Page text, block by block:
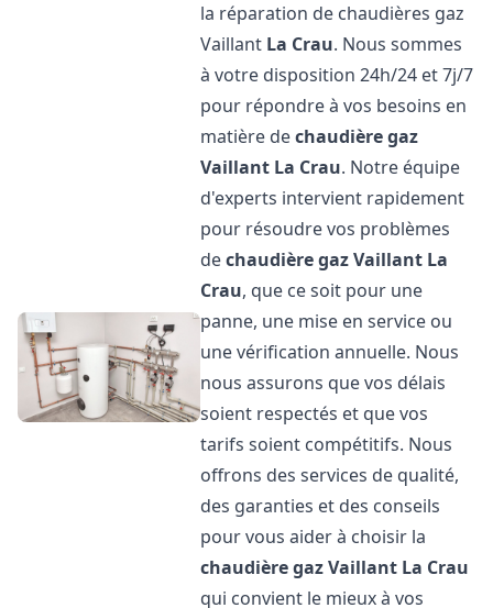
la réparation de chaudières gaz
Vaillant La Crau. Nous sommes
à votre disposition 24h/24 et 7j/7
pour répondre à vos besoins en
matière dechaudière gaz
Vaillant La Crau. Notre équipe
d'experts intervient rapidement
pour résoudre vos problèmes
dechaudière gaz Vaillant La
Crau, que ce soit pour une
panne, une mise en service ou
une vérification annuelle. Nous
nous assurons que vos délais
soient respectés et que vos
tarifs soient compétitifs. Nous
offrons des services de qualité,
des garanties et des conseils
pour vous aider à choisir la
chaudière gaz Vaillant La Crau
qui convient le mieux à vos